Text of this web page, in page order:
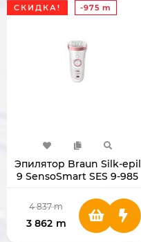
СКИДКА! -975 m
Эпилятор Braun Silk-epil
9 SensoSmart SES 9-985
4 837 m
3 862 m